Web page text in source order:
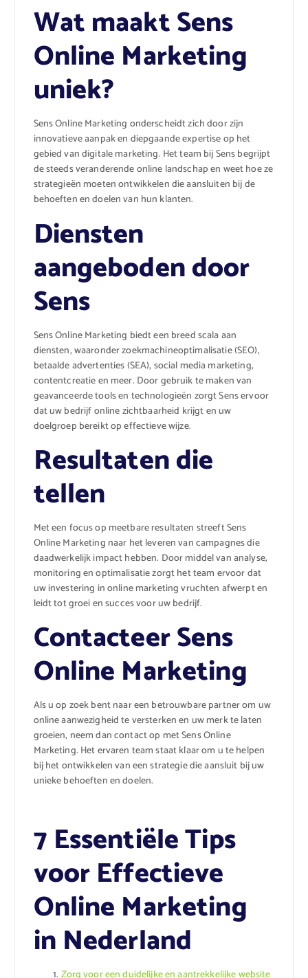
Wat maakt Sens
Online Marketing
uniek?
Sens Online Marketing onderscheidt zich door zijn
innovatieve aanpak en diepgaande expertise op het
gebied van digitale marketing. Het team bij Sens begrijpt
de steeds veranderende online landschap en weet hoe ze
strategieën moeten ontwikkelen die aansluiten bij de
behoeften en doelen van hun klanten.
Diensten
aangeboden door
Sens
Sens Online Marketing biedt een breed scala aan
diensten, waaronder zoekmachineoptimalisatie (SEO),
betaalde advertenties (SEA), social media marketing,
contentcreatie en meer. Door gebruik te maken van
geavanceerde tools en technologieën zorgt Sens ervoor
dat uw bedrijf online zichtbaarheid krijgt en uw
doelgroep bereikt op effectieve wijze.
Resultaten die
tellen
Met een focus op meetbare resultaten streeft Sens
Online Marketing naar het leveren van campagnes die
daadwerkelijk impact hebben. Door middel van analyse,
monitoring en optimalisatie zorgt het team ervoor dat
uw investering in online marketing vruchten afwerpt en
leidt tot groei en succes voor uw bedrijf.
Contacteer Sens
Online Marketing
Als u op zoek bent naar een betrouwbare partner om uw
online aanwezigheid te versterken en uw merk te laten
groeien, neem dan contact op met Sens Online
Marketing. Het ervaren team staat klaar om u te helpen
bij het ontwikkelen van een strategie die aansluit bij uw
unieke behoeften en doelen.
7 Essentiële Tips
voor Effectieve
Online Marketing
in Nederland